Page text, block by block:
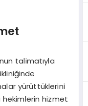
talimatıyla
yürüttüklerini
hekimlerin hizmet